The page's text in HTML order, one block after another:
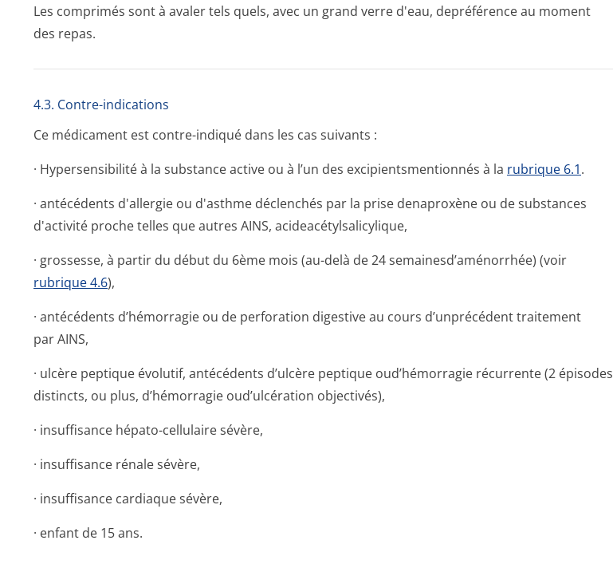
Les comprimés sont à avaler tels quels, avec un grand verre d'eau, depréférence au moment
des repas.
4.3. Contre-indications
Ce médicament est contre-indiqué dans les cas suivants :
· Hypersensibilité à la substance active ou à l’un des excipientsmen­tionnés à la rubrique 6.1.
· antécédents d'allergie ou d'asthme déclenchés par la prise denaproxène ou de substances
d'activité proche telles que autres AINS, acideacétylsa­licylique,
· grossesse, à partir du début du 6ème mois (au-delà de 24 semainesd’a­ménorrhée) (voir
rubrique 4.6),
· antécédents d’hémorragie ou de perforation digestive au cours d’unprécédent traitement
par AINS,
· ulcère peptique évolutif, antécédents d’ulcère peptique oud’hémorragie récurrente (2 épisodes
distincts, ou plus, d’hémorragie oud’ulcération objectivés),
· insuffisance hépato-cellulaire sévère,
· insuffisance rénale sévère,
· insuffisance cardiaque sévère,
· enfant de 15 ans.